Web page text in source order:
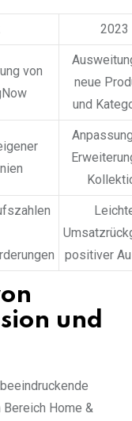
2023
von
neue
und
positiver
und
Home &